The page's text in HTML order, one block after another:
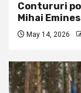
Contururi
Mihai
May 14, 2026